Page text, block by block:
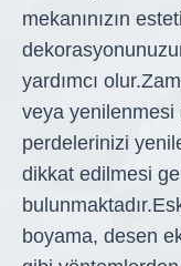
mekanınızın
yardımcı olur.
veya yenilenmesi
perdelerinizi
dikkat edilmesi
bulunmaktadır.
boyama, desen